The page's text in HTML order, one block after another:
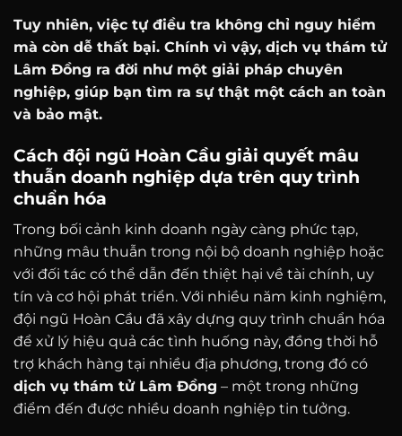
Tuy nhiên, việc tự điều tra không chỉ nguy hiểm
mà còn dễ thất bại. Chính vì vậy, dịch vụ thám tử
Lâm Đồng ra đời như một giải pháp chuyên
nghiệp, giúp bạn tìm ra sự thật một cách an toàn
và bảo mật.
Cách đội ngũ Hoàn Cầu giải quyết mâu
thuẫn doanh nghiệp dựa trên quy trình
chuẩn hóa
Trong bối cảnh kinh doanh ngày càng phức tạp,
những mâu thuẫn trong nội bộ doanh nghiệp hoặc
với đối tác có thể dẫn đến thiệt hại về tài chính, uy
tín và cơ hội phát triển. Với nhiều năm kinh nghiệm,
đội ngũ Hoàn Cầu đã xây dựng quy trình chuẩn hóa
để xử lý hiệu quả các tình huống này, đồng thời hỗ
trợ khách hàng tại nhiều địa phương, trong đó có
dịch vụ thám tử Lâm Đồng – một trong những
điểm đến được nhiều doanh nghiệp tin tưởng.